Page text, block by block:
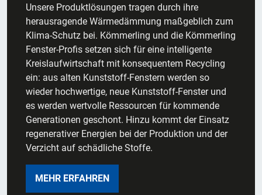
Unsere Produktlösungen tragen durch ihre
herausragende Wärmedämmung maßgeblich zum
Klima-Schutz bei. Kömmerling und die Kömmerling
Fenster-Profis setzen sich für eine intelligente
Kreislaufwirtschaft mit konsequentem Recycling
ein: aus alten Kunststoff-Fenstern werden so
wieder hochwertige, neue Kunststoff-Fenster und
es werden wertvolle Ressourcen für kommende
Generationen geschont. Hinzu kommt der Einsatz
regenerativer Energien bei der Produktion und der
Verzicht auf schädliche Stoffe.
MEHR ERFAHREN